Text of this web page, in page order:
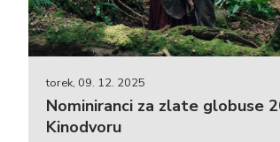
torek, 09. 12. 2025
Nominiranci za zlate globuse
Kinodvoru